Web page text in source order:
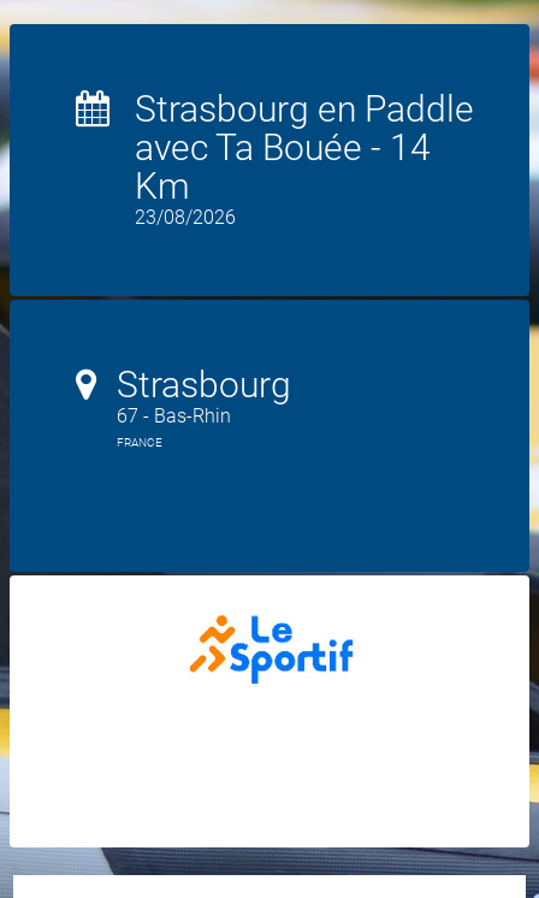
Strasbourg en Paddle
avec Ta Bouée - 14
Km
23/08/2026
Strasbourg
67 - Bas-Rhin
FRANCE